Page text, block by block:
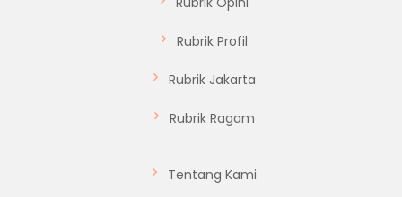
Rubrik Profil
Rubrik Jakarta
Rubrik Ragam
Tentang Kami